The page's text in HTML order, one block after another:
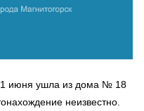
июня ушла из дома № 18
неизвестно.